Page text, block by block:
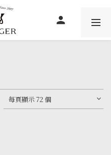
每頁顯示 72 個